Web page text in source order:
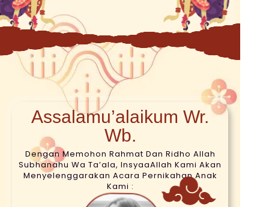
Assalamu’alaikum Wr.
Wb.
Dengan Memohon Rahmat Dan Ridho Allah
Subhanahu Wa Ta’ala, InsyaaAllah Kami Akan
Menyelenggarakan Acara Pernikahan Anak
Kami :